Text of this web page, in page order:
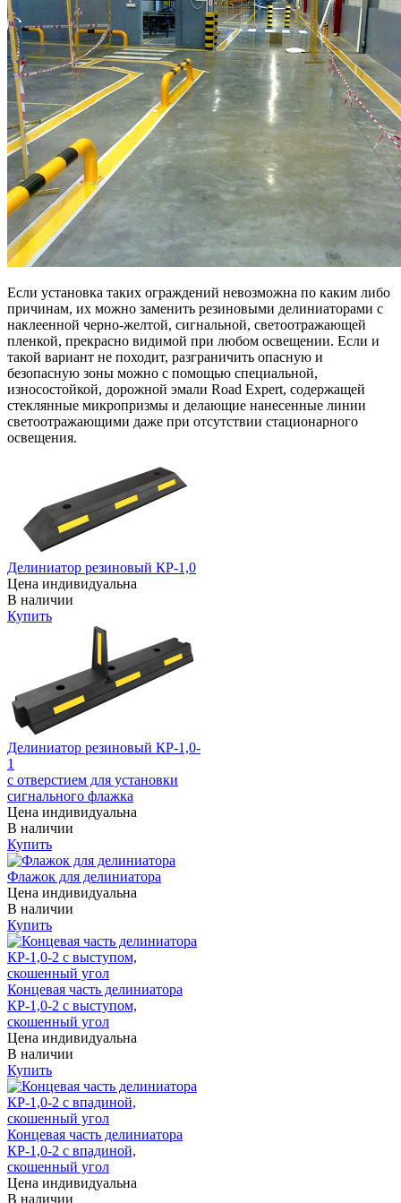
Если установка таких ограждений невозможна по каким либо
причинам, их можно заменить резиновыми делиниаторами с
наклеенной черно-желтой, сигнальной, светоотражающей
пленкой, прекрасно видимой при любом освещении. Если и
такой вариант не походит, разграничить опасную и
безопасную зоны можно с помощью специальной,
износостойкой, дорожной эмали Road Expert, содержащей
стеклянные микропризмы и делающие нанесенные линии
светоотражающими даже при отсутствии стационарного
освещения.
Делиниатор резиновый КР-1,0
Цена индивидуальна
В наличии
Купить
Делиниатор резиновый КР-1,0-
1
с отверстием для установки
сигнального флажка
Цена индивидуальна
В наличии
Купить
Флажок для делиниатора
Цена индивидуальна
В наличии
Купить
Концевая часть делиниатора
КР-1,0-2 с выступом,
скошенный угол
Цена индивидуальна
В наличии
Купить
Концевая часть делиниатора
КР-1,0-2 с впадиной,
скошенный угол
Цена индивидуальна
В наличии